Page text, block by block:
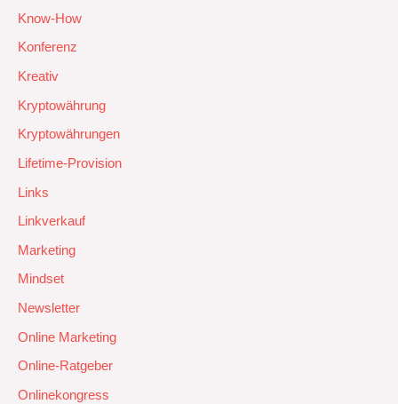
Know-How
Konferenz
Kreativ
Kryptowährung
Kryptowährungen
Lifetime-Provision
Links
Linkverkauf
Marketing
Mindset
Newsletter
Online Marketing
Online-Ratgeber
Onlinekongress